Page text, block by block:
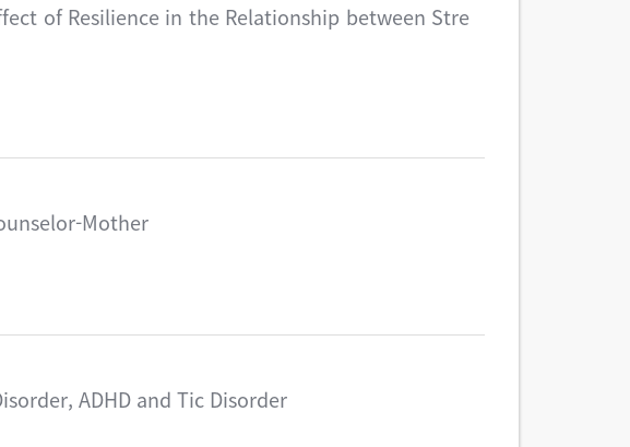
of Resilience in the Relationship between Stre
Mother
ADHD and Tic Disorder